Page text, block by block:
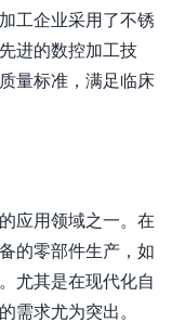
工企业采用了不锈
进的数控加工技
量标准，满足临床
应用领域之一。在
的零部件生产，如
尤其是在现代化自
需求尤为突出。